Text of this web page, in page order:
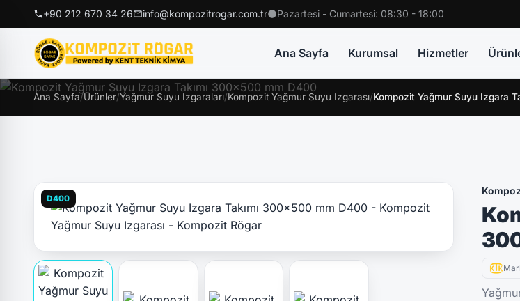
+90 212 670 34 26 info@kompozitrogar.com.tr Pazartesi - Cumartesi: 08:30 - 18:00
Ana Sayfa Kurumsal Hizmetler
Ana Sayfa/Ürünler/Yağmur Suyu Izgaraları/Kompozit Yağmur Suyu Izgarası/Kompozit Yağmur Suyu Izgara
D400